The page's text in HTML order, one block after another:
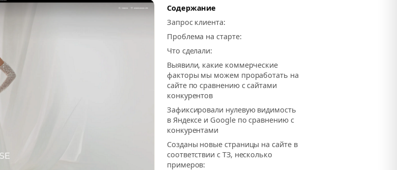
Содержание
Запрос клиента:
Проблема на старте:
Что сделали:
Выявили, какие коммерческие
факторы мы можем проработать на
сайте по сравнению с сайтами
конкурентов
Зафиксировали нулевую видимость
в Яндексе и Google по сравнению с
конкурентами
Созданы новые страницы на сайте в
соответствии с ТЗ, несколько
примеров: